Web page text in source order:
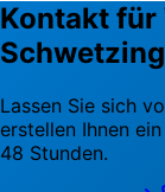
Kontakt für
Lassen Sie sich
erstellen Ihnen
48 Stunden.